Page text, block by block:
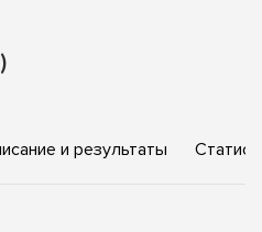
и результаты